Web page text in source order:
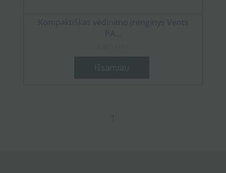
Kompaktiškas vėdinimo įrenginys Vents
PA...
Išsamiau
1